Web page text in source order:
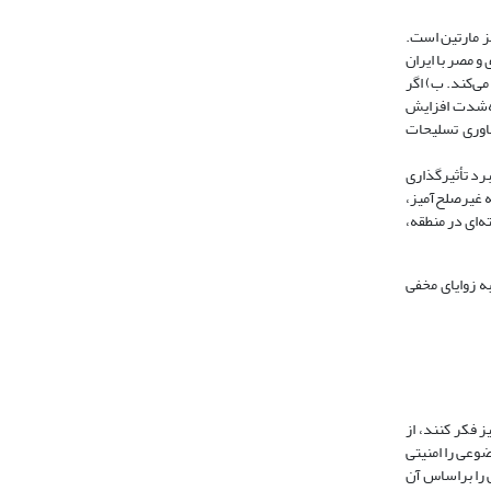
مارتین است.
مصر با ایران
می‌کند. ب) اگر
افزایش
تسلیحات
تأثیرگذاری
در منطقه،
زوایای مخفی
فکر کنند، از
را امنیتی
را براساس آن